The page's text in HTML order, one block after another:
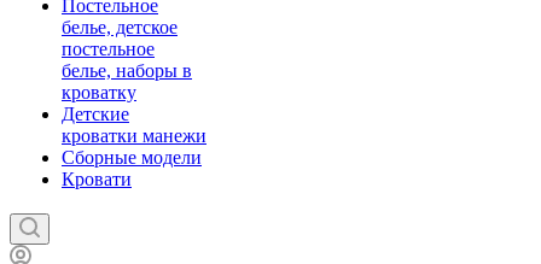
Постельное
белье, детское
постельное
белье, наборы в
кроватку
Детские
кроватки манежи
Сборные модели
Кровати